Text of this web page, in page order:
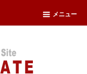
メニュー